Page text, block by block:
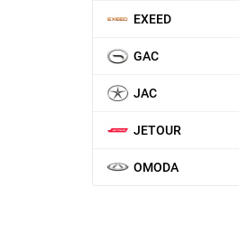
EXEED
GAC
JAC
JETOUR
OMODA